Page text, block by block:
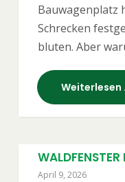
Bauwagenplatz
Schrecken
bluten. Aber
Weiterlesen
April 9, 2026